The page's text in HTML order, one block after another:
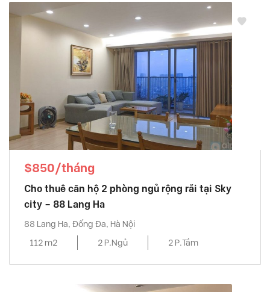
$850/tháng
Cho thuê căn hộ 2 phòng ngủ rộng rãi tại Sky
city – 88 Lang Ha
88 Lang Ha, Đống Đa, Hà Nội
112 m2
2 P.Ngủ 2 P.Tắm